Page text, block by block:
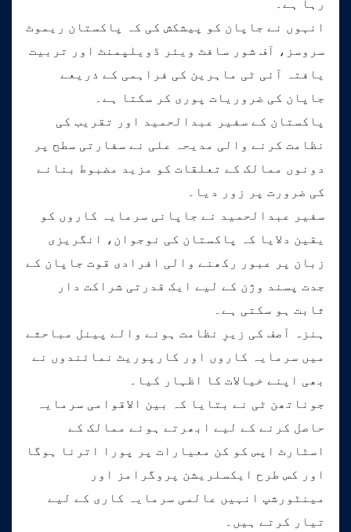
رہا ہے۔
انہوں نے جاپان کو پیشکش کی کہ پاکستان ریموٹ
سروسز، آف شور سافٹ ویئر ڈویلپمنٹ اور تربیت
یافتہ آئی ٹی ماہرین کی فراہمی کے ذریعے
جاپان کی ضروریات پوری کر سکتا ہے۔
پاکستان کے سفیر عبدالحمید اور تقریب کی
نظامت کرنے والی مدیحہ علی نے سفارتی سطح پر
دونوں ممالک کے تعلقات کو مزید مضبوط بنانے
کی ضرورت پر زور دیا۔
سفیر عبدالحمید نے جاپانی سرمایہ کاروں کو
یقین دلایا کہ پاکستان کی نوجوان، انگریزی
زبان پر عبور رکھنے والی افرادی قوت جاپان کے
جدت پسند وژن کے لیے ایک قدرتی شراکت دار
ثابت ہو سکتی ہے۔
ہنزہ آصف کی زیرِ نظامت ہونے والے پینل مباحثے
میں سرمایہ کاروں اور کارپوریٹ نمائندوں نے
بھی اپنے خیالات کا اظہار کیا۔
جوناتھن ٹی نے بتایا کہ بین الاقوامی سرمایہ
حاصل کرنے کے لیے ابھرتے ہوئے ممالک کے
اسٹارٹ اپس کو کن معیارات پر پورا اترنا ہوگا
اور کس طرح ایکسلریشن پروگرامز اور
مینٹورشپ انہیں عالمی سرمایہ کاری کے لیے
تیار کرتے ہیں۔